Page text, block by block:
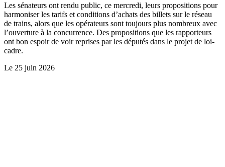
Les sénateurs ont rendu public, ce mercredi, leurs propositions pour
harmoniser les tarifs et conditions d’achats des billets sur le réseau
de trains, alors que les opérateurs sont toujours plus nombreux avec
l’ouverture à la concurrence. Des propositions que les rapporteurs
ont bon espoir de voir reprises par les députés dans le projet de loi-
cadre.
Le 25 juin 2026